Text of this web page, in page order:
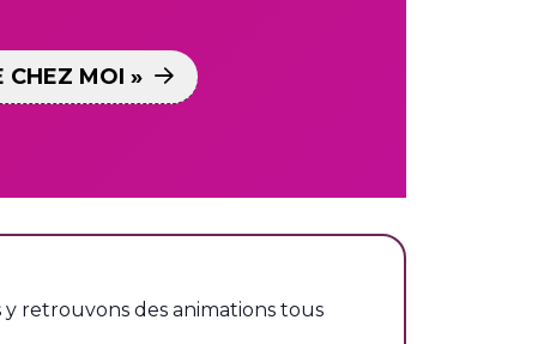
CHEZ MOI »
y retrouvons des animations tous